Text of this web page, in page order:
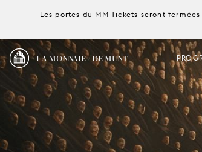
Les portes du MM Tickets seront
LA MONNAIE / DE MUNT